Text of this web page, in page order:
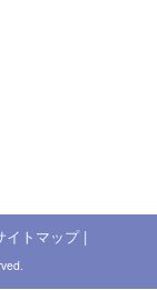
イトマップ |